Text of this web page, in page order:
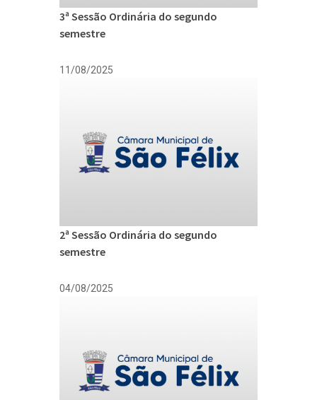
3ª Sessão Ordinária do segundo
semestre
11/08/2025
2ª Sessão Ordinária do segundo
semestre
04/08/2025